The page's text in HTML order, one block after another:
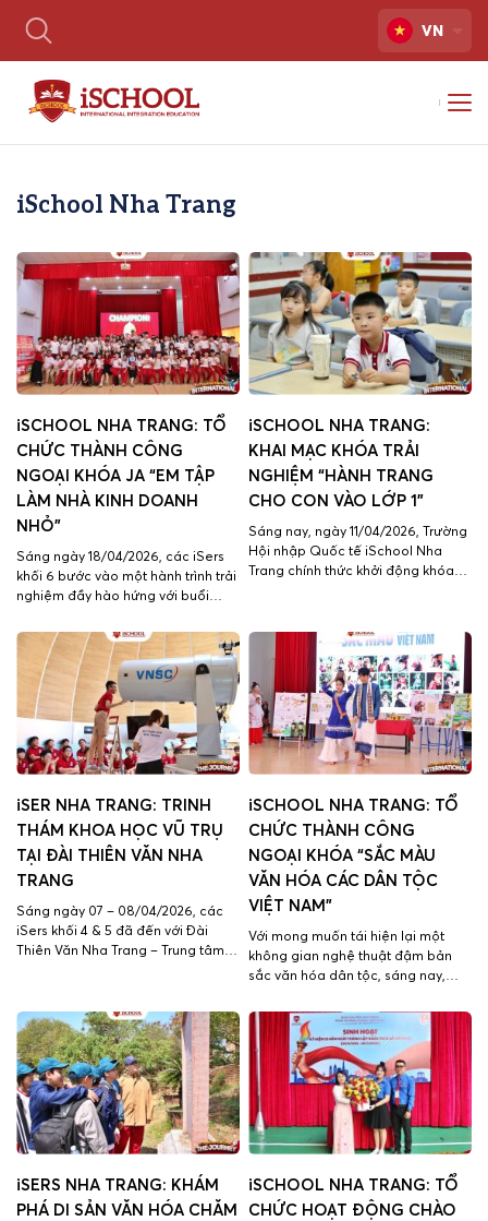
VN
iSchool Nha Trang
iSCHOOL NHA TRANG: TỔ
CHỨC THÀNH CÔNG
NGOẠI KHÓA JA “EM TẬP
LÀM NHÀ KINH DOANH
NHỎ”
Sáng ngày 18/04/2026, các iSers
khối 6 bước vào một hành trình trải
nghiệm đầy hào hứng với buổi
kinh doanh nhỏ”. Không còn là
những tiết học quen thuộc trên lớp,
các iSers được “hóa thân” thành
những doanh nhân nhí, tự tin bước
vào sân chơi […]
iSCHOOL NHA TRANG:
KHAI MẠC KHÓA TRẢI
NGHIỆM “HÀNH TRANG
CHO CON VÀO LỚP 1”
Sáng nay, ngày 11/04/2026, Trường
Hội nhập Quốc tế iSchool Nha
Trang chính thức khởi động khóa
gian học tập năng động, sáng tạo,
nơi các bé mầm non bắt đầu
“chạm ngõ” hành trình tri thức mới
với tất cả […]
iSER NHA TRANG: TRINH
THÁM KHOA HỌC VŨ TRỤ
TẠI ĐÀI THIÊN VĂN NHA
TRANG
Sáng ngày 07 – 08/04/2026, các
iSers khối 4 & 5 đã đến với Đài
Thiên Văn Nha Trang – Trung tâm
nơi mỗi ánh nhìn đều mở ra một
câu chuyện kỳ diệu của vũ trụ bao
la. Đây còn […]
iSCHOOL NHA TRANG: TỔ
CHỨC THÀNH CÔNG
NGOẠI KHÓA “SẮC MÀU
VĂN HÓA CÁC DÂN TỘC
VIỆT NAM”
Với mong muốn tái hiện lại một
không gian nghệ thuật đậm bản
sắc văn hóa dân tộc, sáng nay,
văn đã tổ chức buổi ngoại khóa với
chủ đề “Sắc màu văn hóa các dân
tộc Việt Nam” mang đến cho các
iSers khối 10 & 11 một […]
iSERS NHA TRANG: KHÁM
PHÁ DI SẢN VĂN HÓA CHĂM
iSCHOOL NHA TRANG: TỔ
CHỨC HOẠT ĐỘNG CHÀO